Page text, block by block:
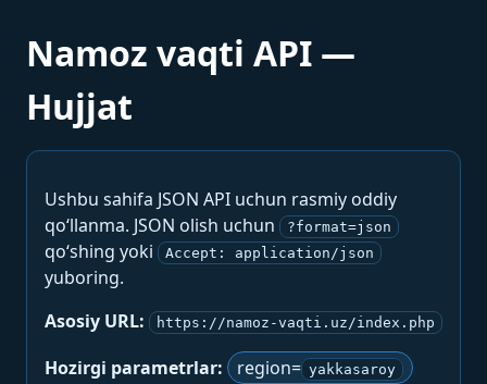
Namoz vaqti API —
Hujjat
Ushbu sahifa JSON API uchun rasmiy oddiy
qo‘llanma. JSON olish uchun
?format=json
qo‘shing yoki Accept: application/json
yuboring.
Asosiy URL:
https://namoz-vaqti.uz/index.php
Hozirgi parametrlar: region= yakkasaroy